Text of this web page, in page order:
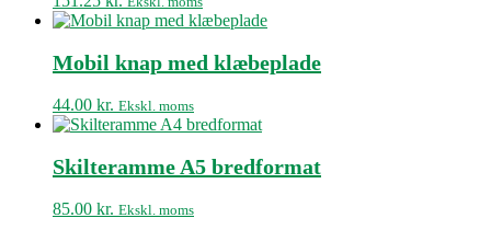
Mobil knap med klæbeplade
44.00 kr. Ekskl. moms
Skilteramme A5 bredformat
85.00 kr. Ekskl. moms